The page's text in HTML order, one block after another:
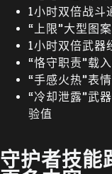
1小时双倍战斗
“上限”大型图
1小时双倍武器
“恪守职责”载
“手感火热”表
“冷却泄露”武
验值
守护者技能